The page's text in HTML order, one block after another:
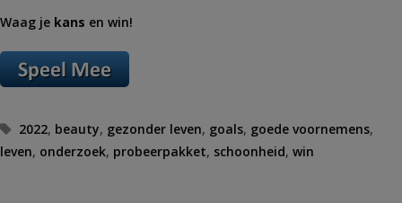
Waag je kans en win!
Tags
2022, beauty, gezonder leven, goals, goede voornemens,
leven, onderzoek, probeerpakket, schoonheid, win